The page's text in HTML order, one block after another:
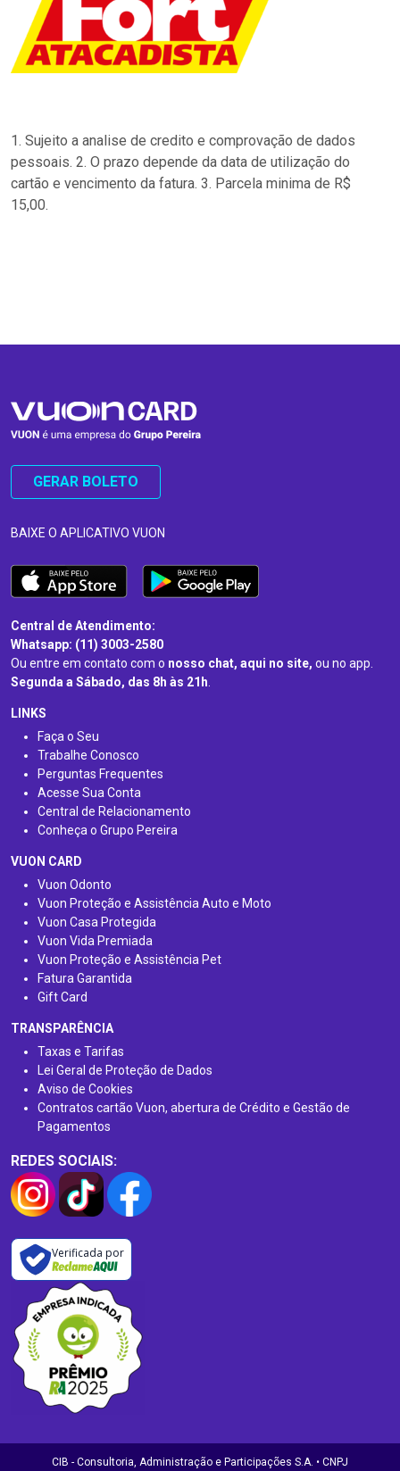
1. Sujeito a analise de credito e comprovação de dados
pessoais. 2. O prazo depende da data de utilização do
cartão e vencimento da fatura. 3. Parcela minima de R$
15,00.
GERAR BOLETO
BAIXE O APLICATIVO VUON
Central de Atendimento:
Whatsapp: (11) 3003-2580
Ou entre em contato com o nosso chat, aqui no site, ou no app.
Segunda a Sábado, das 8h às 21h.
LINKS
Faça o Seu
Trabalhe Conosco
Perguntas Frequentes
Acesse Sua Conta
Central de Relacionamento
Conheça o Grupo Pereira
VUON CARD
Vuon Odonto
Vuon Proteção e Assistência Auto e Moto
Vuon Casa Protegida
Vuon Vida Premiada
Vuon Proteção e Assistência Pet
Fatura Garantida
Gift Card
TRANSPARÊNCIA
Taxas e Tarifas
Lei Geral de Proteção de Dados
Aviso de Cookies
Contratos cartão Vuon, abertura de Crédito e Gestão de
Pagamentos
REDES SOCIAIS:
Verificada por
CIB - Consultoria, Administração e Participações S.A. • CNPJ